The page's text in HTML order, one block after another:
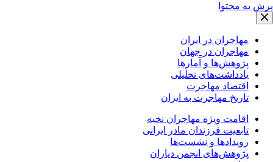
پرش به محتوا
مهاجران در ایران
مهاجران در جهان
پژوهش‌ها و آمارها
یادداشت‌های تحلیلی
اقتصاد مهاجرت
تاریخ مهاجرت به ایران
اقامت ویژه مهاجران نخبه
تابعیت فرزندان مادر ایرانی
رویدادها و نشست‌ها
پژوهش‌های انجمن دیاران